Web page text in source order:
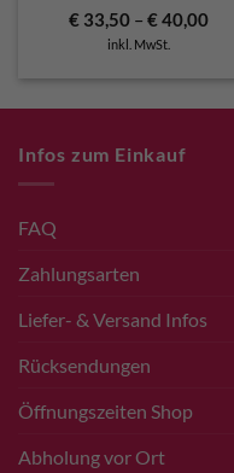
€ 33,50– € 40,00
inkl. MwSt.
Infos zum Einkauf
FAQ
Zahlungsarten
Liefer- & Versand Infos
Rücksendungen
Öffnungszeiten Shop
Abholung vor Ort